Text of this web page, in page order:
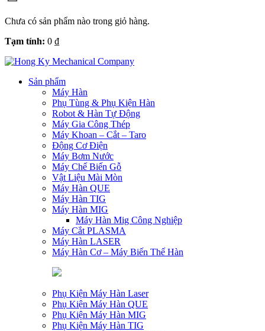
Chưa có sản phẩm nào trong giỏ hàng.
Tạm tính: 0 ₫
Sản phẩm
Máy Hàn
Phụ Tùng & Phụ Kiện Hàn
Robot & Hàn Tự Động
Máy Gia Công Thép
Máy Khoan – Cắt – Taro
Động Cơ Điện
Máy Bơm Nước
Máy Chế Biến Gỗ
Vật Liệu Mài Mòn
Máy Hàn QUE
Máy Hàn TIG
Máy Hàn MIG
Máy Hàn Mig Công Nghiệp
Máy Cắt PLASMA
Máy Hàn LASER
Máy Hàn Cơ – Máy Biến Thế Hàn
Phụ Kiện Máy Hàn Laser
Phụ Kiện Máy Hàn QUE
Phụ Kiện Máy Hàn MIG
Phụ Kiện Máy Hàn TIG